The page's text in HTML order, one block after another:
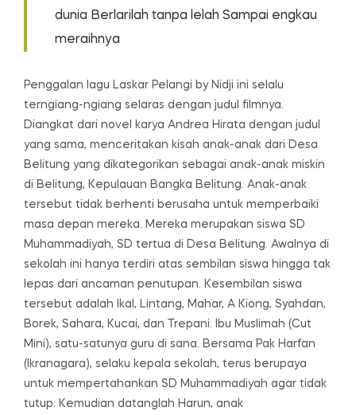
dunia Berlarilah tanpa lelah Sampai engkau
meraihnya
Penggalan lagu Laskar Pelangi by Nidji ini selalu
terngiang-ngiang selaras dengan judul filmnya.
Diangkat dari novel karya Andrea Hirata dengan judul
yang sama, menceritakan kisah anak-anak dari Desa
Belitung yang dikategorikan sebagai anak-anak miskin
di Belitung, Kepulauan Bangka Belitung. Anak-anak
tersebut tidak berhenti berusaha untuk memperbaiki
masa depan mereka. Mereka merupakan siswa SD
Muhammadiyah, SD tertua di Desa Belitung. Awalnya di
sekolah ini hanya terdiri atas sembilan siswa hingga tak
lepas dari ancaman penutupan. Kesembilan siswa
tersebut adalah Ikal, Lintang, Mahar, A Kiong, Syahdan,
Borek, Sahara, Kucai, dan Trepani. Ibu Muslimah (Cut
Mini), satu-satunya guru di sana. Bersama Pak Harfan
(Ikranagara), selaku kepala sekolah, terus berupaya
untuk mempertahankan SD Muhammadiyah agar tidak
tutup. Kemudian datanglah Harun, anak